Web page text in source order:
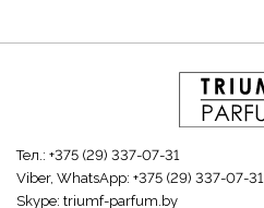
Тел.: +375 (29) 337-07-31
Viber, WhatsApp: +375 (29) 337-07-31
Skype: triumf-parfum.by